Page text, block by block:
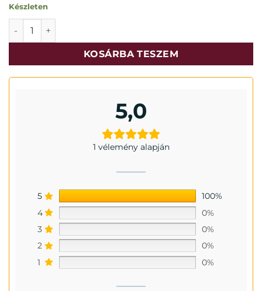
Készleten
Trixie tüskéslabda kicsi Trx3428 mennyiség
KOSÁRBA TESZEM
5,0
1 vélemény alapján
5
100%
4
0%
3
0%
2
0%
1
0%